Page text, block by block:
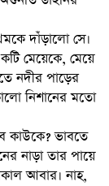
দাঁড়ালো সে।
মেয়েকে, মেয়ে
নদীর পাড়ের
নিশানের মতো
কাউকে? ভাবতে
নাড়া তার পায়ে
আবার। নাহ,